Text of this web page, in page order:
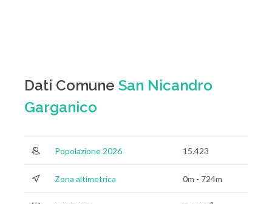
Dati Comune San Nicandro
Garganico
Popolazione 2026 15.423
Zona altimetrica 0m - 724m